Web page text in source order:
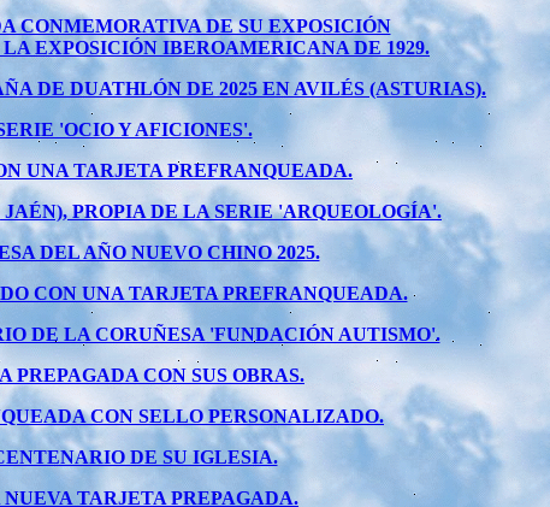
CONMEMORATIVA DE SU EXPOSICIÓN
EXPOSICIÓN IBEROAMERICANA DE 1929.
DE DUATHLÓN DE 2025 EN AVILÉS (ASTURIAS).
'OCIO Y AFICIONES'.
UNA TARJETA PREFRANQUEADA.
PROPIA DE LA SERIE 'ARQUEOLOGÍA'.
DEL AÑO NUEVO CHINO 2025.
CON UNA TARJETA PREFRANQUEADA.
DE LA CORUÑESA 'FUNDACIÓN AUTISMO'.
CON SUS OBRAS.
CON SELLO PERSONALIZADO.
DE SU IGLESIA.
TARJETA PREPAGADA.